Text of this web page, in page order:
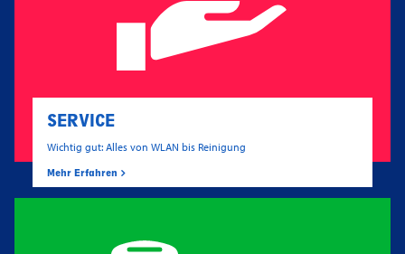
SERVICE
Wichtig gut: Alles von WLAN bis Reinigung
Mehr Erfahren